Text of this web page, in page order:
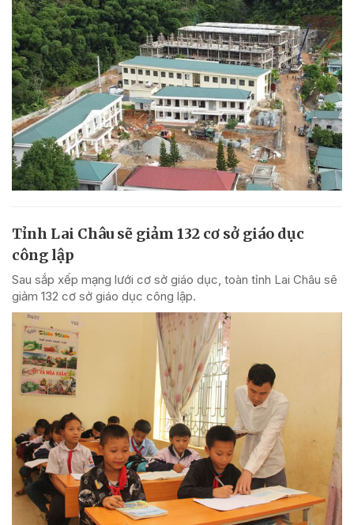
Tỉnh Lai Châu sẽ giảm 132 cơ sở giáo dục
công lập
Sau sắp xếp mạng lưới cơ sở giáo dục, toàn tỉnh Lai Châu sẽ
giảm 132 cơ sở giáo dục công lập.